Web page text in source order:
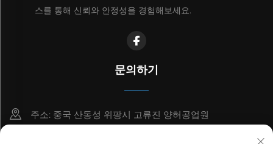
스를 통해 신뢰와 안정성을 경험해보세요.
문의하기
주소: 중국 산동성 위팡시 고류진 양허공업원